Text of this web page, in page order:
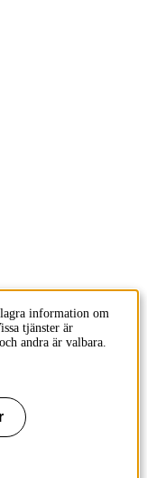
information om
tjänster är
andra är valbara.